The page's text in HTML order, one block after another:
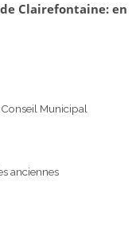
Clairefontaine:en
Municipal
anciennes